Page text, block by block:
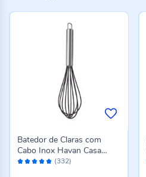
Avaliação: (332)
Batedor de Claras com
Cabo Inox Havan Casa
25Cm - Preto